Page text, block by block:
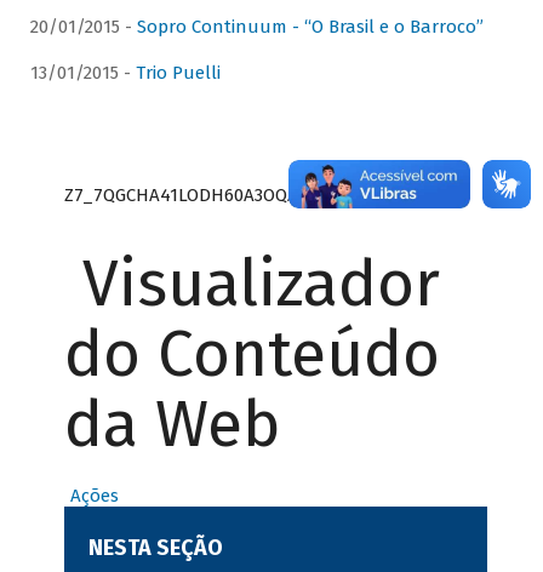
20/01/2015 - Sopro Continuum - “O Brasil e o Barroco”
13/01/2015 - Trio Puelli
Z7_7QGCHA41LODH60A3OQA8RN1415
Visualizador
do Conteúdo
da Web
Ações
NESTA SEÇÃO